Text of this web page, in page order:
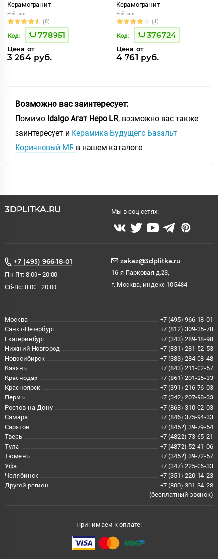
Керамогранит
Рейтинг:
(8)
Код: 778951
Цена от
3 264 руб.
Керамогранит
Рейтинг:
(1)
Код: 376724
Цена от
4 761 руб.
Возможно вас заинтересует:
Помимо Idalgo Агат Неро LR, возможно вас также
заинтересует и Керамика Будущего Базальт
Коричневый MR в нашем каталоге
3DPLITKA.RU Мы в соц.сетях:
+7 (495) 966-18-01
Пн-Пт: 8:00–20:00
Сб-Вс: 8:00–20:00
zakaz@3dplitka.ru
16-я Парковая д.23,
г. Москва, индекс 105484
Москва
+7 (495) 966-18-01
Санкт-Петербург
+7 (812) 309-35-78
Екатеринбург
+7 (343) 289-18-98
Нижний Новгород
+7 (831) 281-52-53
Новосибирск
+7 (383) 284-08-48
Казань
+7 (843) 211-02-57
Краснодар
+7 (861) 201-25-33
Красноярск
+7 (391) 216-76-03
Пермь
+7 (342) 207-98-33
Ростов-на-Дону
+7 (863) 310-02-03
Самара
+7 (846) 375-94-33
Саратов
+7 (8452) 39-79-54
Тверь
+7 (4822) 73-65-21
Тула
+7 (4872) 52-41-06
Тюмень
+7 (3452) 39-72-57
Уфа
+7 (347) 225-06-33
Челябинск
+7 (351) 220-14-23
Другой регион
+7 (800) 301-34-28
(бесплатный звонок)
Принимаем к оплате: